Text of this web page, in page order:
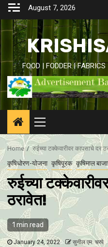
Skip
content
August 7, 2026
FOOD | FODDER |
Primary
Menu
Home रुईच्या टक्केवारीवर कापसाचे दर
कृषिधोरण-योजना कृषिपूरक कृषिमाल
रुईच्या
ठरावेत!
1 min read
January 24, 2022 सुनील एम. चरपे